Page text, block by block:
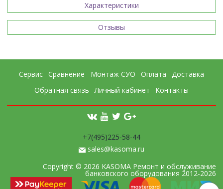
Характеристики
Отзывы
Сервис Сравнение Монтаж СУО Оплата
Доставка
Обратная связь
Личный кабинет Контакты
+7(495)225-58-44
sales@kasoma.ru
Copyright © 2026 KASOMA Ремонт и обслуживание
банковского оборудования 2012-2026